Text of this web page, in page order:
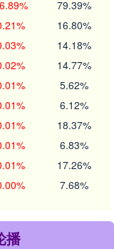
79.39%
16.80%
14.18%
14.77%
5.62%
6.12%
18.37%
6.83%
17.26%
7.68%
播